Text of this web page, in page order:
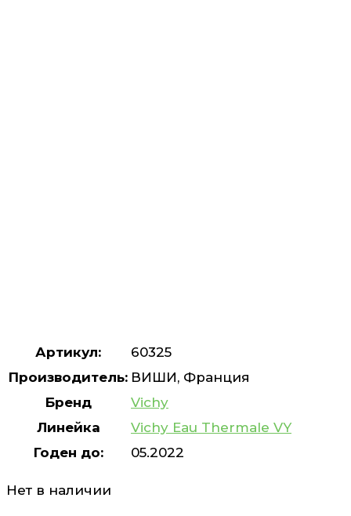
Артикул:
60325
Производитель: ВИШИ, Франция
Бренд
Vichy
Линейка
Vichy Eau Thermale VY
Годен до:
05.2022
Нет в наличии